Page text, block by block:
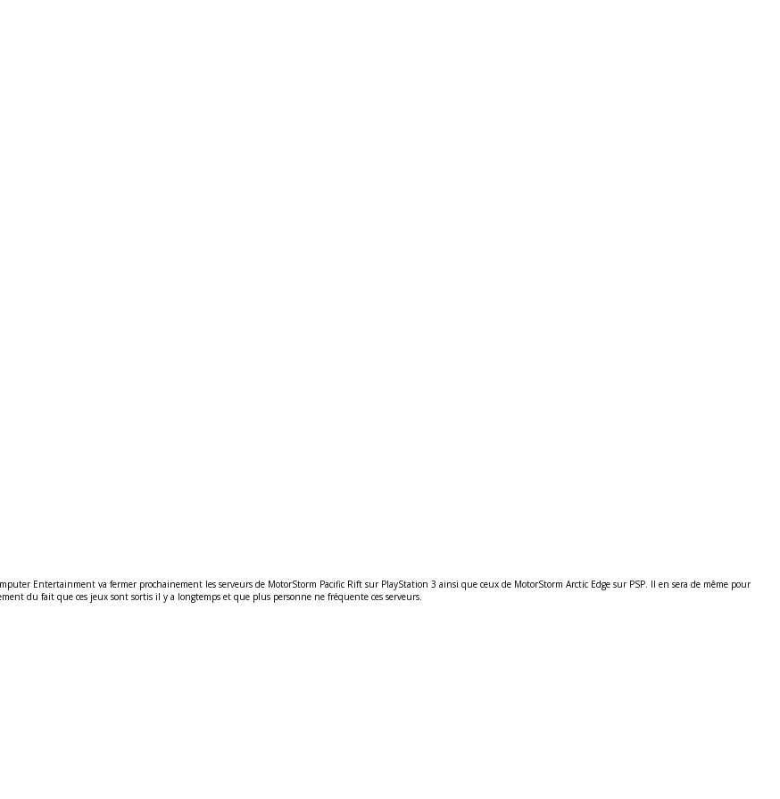
Entertainment va fermer prochainement les serveurs de MotorStorm Pacific Rift sur PlayStation 3 ainsi que ceux de MotorStorm Arctic Edge sur PSP. Il en sera de même pour
du fait que ces jeux sont sortis il y a longtemps et que plus personne ne fréquente ces serveurs.